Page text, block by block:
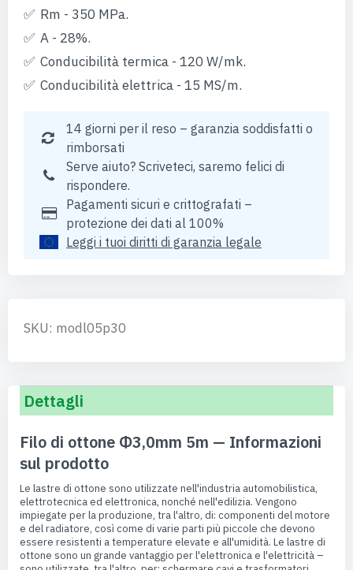
Rm - 350 MPa.
A - 28%.
Conducibilità termica - 120 W/mk.
Conducibilità elettrica - 15 MS/m.
14 giorni per il reso – garanzia soddisfatti o
rimborsati
Serve aiuto? Scriveteci, saremo felici di
rispondere.
Pagamenti sicuri e crittografati –
protezione dei dati al 100%
Leggi i tuoi diritti di garanzia legale
SKU: modl05p30
Dettagli
Filo di ottone Φ3,0mm 5m — Informazioni
sul prodotto
Le lastre di ottone sono utilizzate nell'industria automobilistica,
elettrotecnica ed elettronica, nonché nell'edilizia. Vengono
impiegate per la produzione, tra l'altro, di: componenti del motore
e del radiatore, così come di varie parti più piccole che devono
essere resistenti a temperature elevate e all'umidità. Le lastre di
ottone sono un grande vantaggio per l'elettronica e l'elettricità –